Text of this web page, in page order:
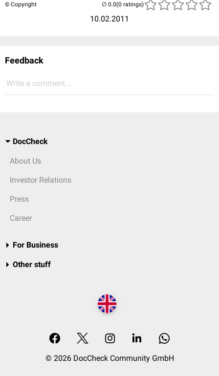
© Copyright
10.02.2011
(0 ratings)
Feedback
Write a comment...
DocCheck
About Us
Investor Relations
Press
Career
For Business
Other stuff
© 2026 DocCheck Community GmbH